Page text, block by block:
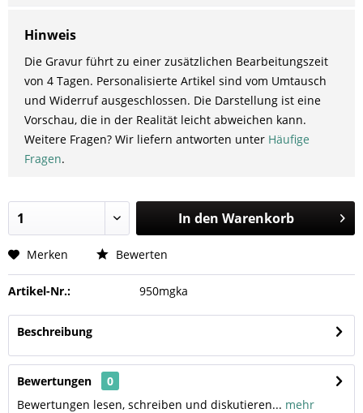
Hinweis
Die Gravur führt zu einer zusätzlichen Bearbeitungszeit
von 4 Tagen. Personalisierte Artikel sind vom Umtausch
und Widerruf ausgeschlossen. Die Darstellung ist eine
Vorschau, die in der Realität leicht abweichen kann.
Weitere Fragen? Wir liefern antworten unter Häufige
Fragen.
In den Warenkorb
Merken Bewerten
Artikel-Nr.: 950mgka
Beschreibung
Bewertungen
0
Bewertungen lesen, schreiben und diskutieren... mehr